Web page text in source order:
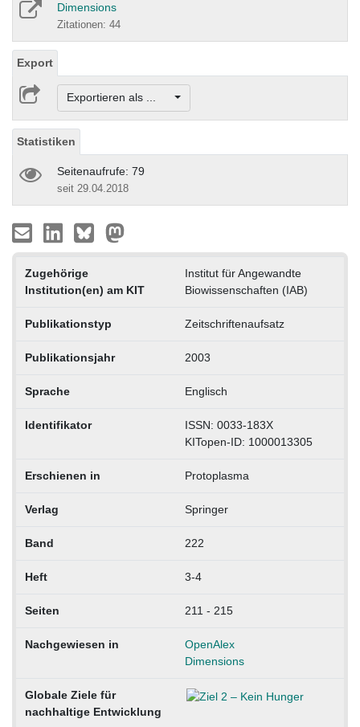
Dimensions
Zitationen: 44
Export
Exportieren als ...
Statistiken
Seitenaufrufe: 79
seit 29.04.2018
Zugehörige
Institution(en) am KIT
Institut für Angewandte
Biowissenschaften (IAB)
Publikationstyp Zeitschriftenaufsatz
Publikationsjahr 2003
Sprache Englisch
Identifikator
ISSN: 0033-183X
KITopen-ID: 1000013305
Erschienen in Protoplasma
Verlag Springer
Band 222
Heft 3-4
Seiten 211 - 215
Nachgewiesen in
OpenAlex
Dimensions
Globale Ziele für
nachhaltige Entwicklung